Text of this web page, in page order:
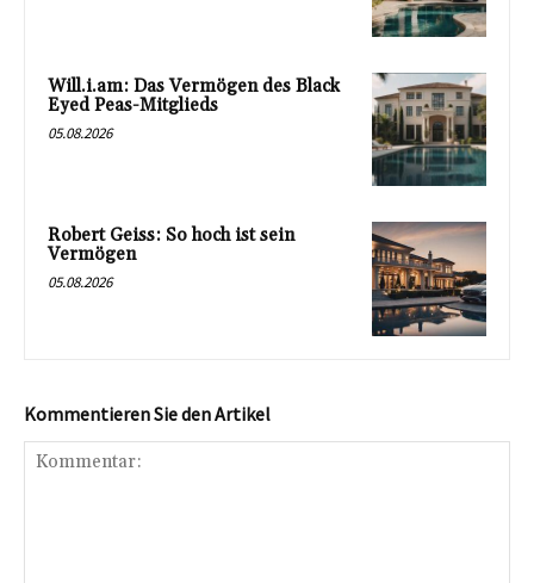
Will.i.am: Das Vermögen des Black
Eyed Peas-Mitglieds
05.08.2026
Robert Geiss: So hoch ist sein
Vermögen
05.08.2026
Kommentieren Sie den Artikel